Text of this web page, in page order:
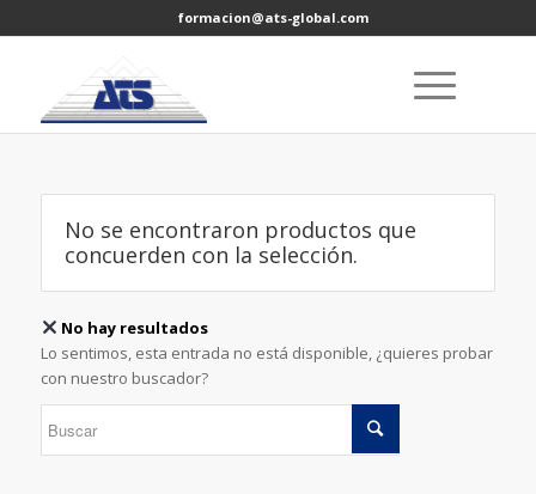
formacion@ats-global.com
No se encontraron productos que
concuerden con la selección.
No hay resultados
Lo sentimos, esta entrada no está disponible, ¿quieres probar
con nuestro buscador?